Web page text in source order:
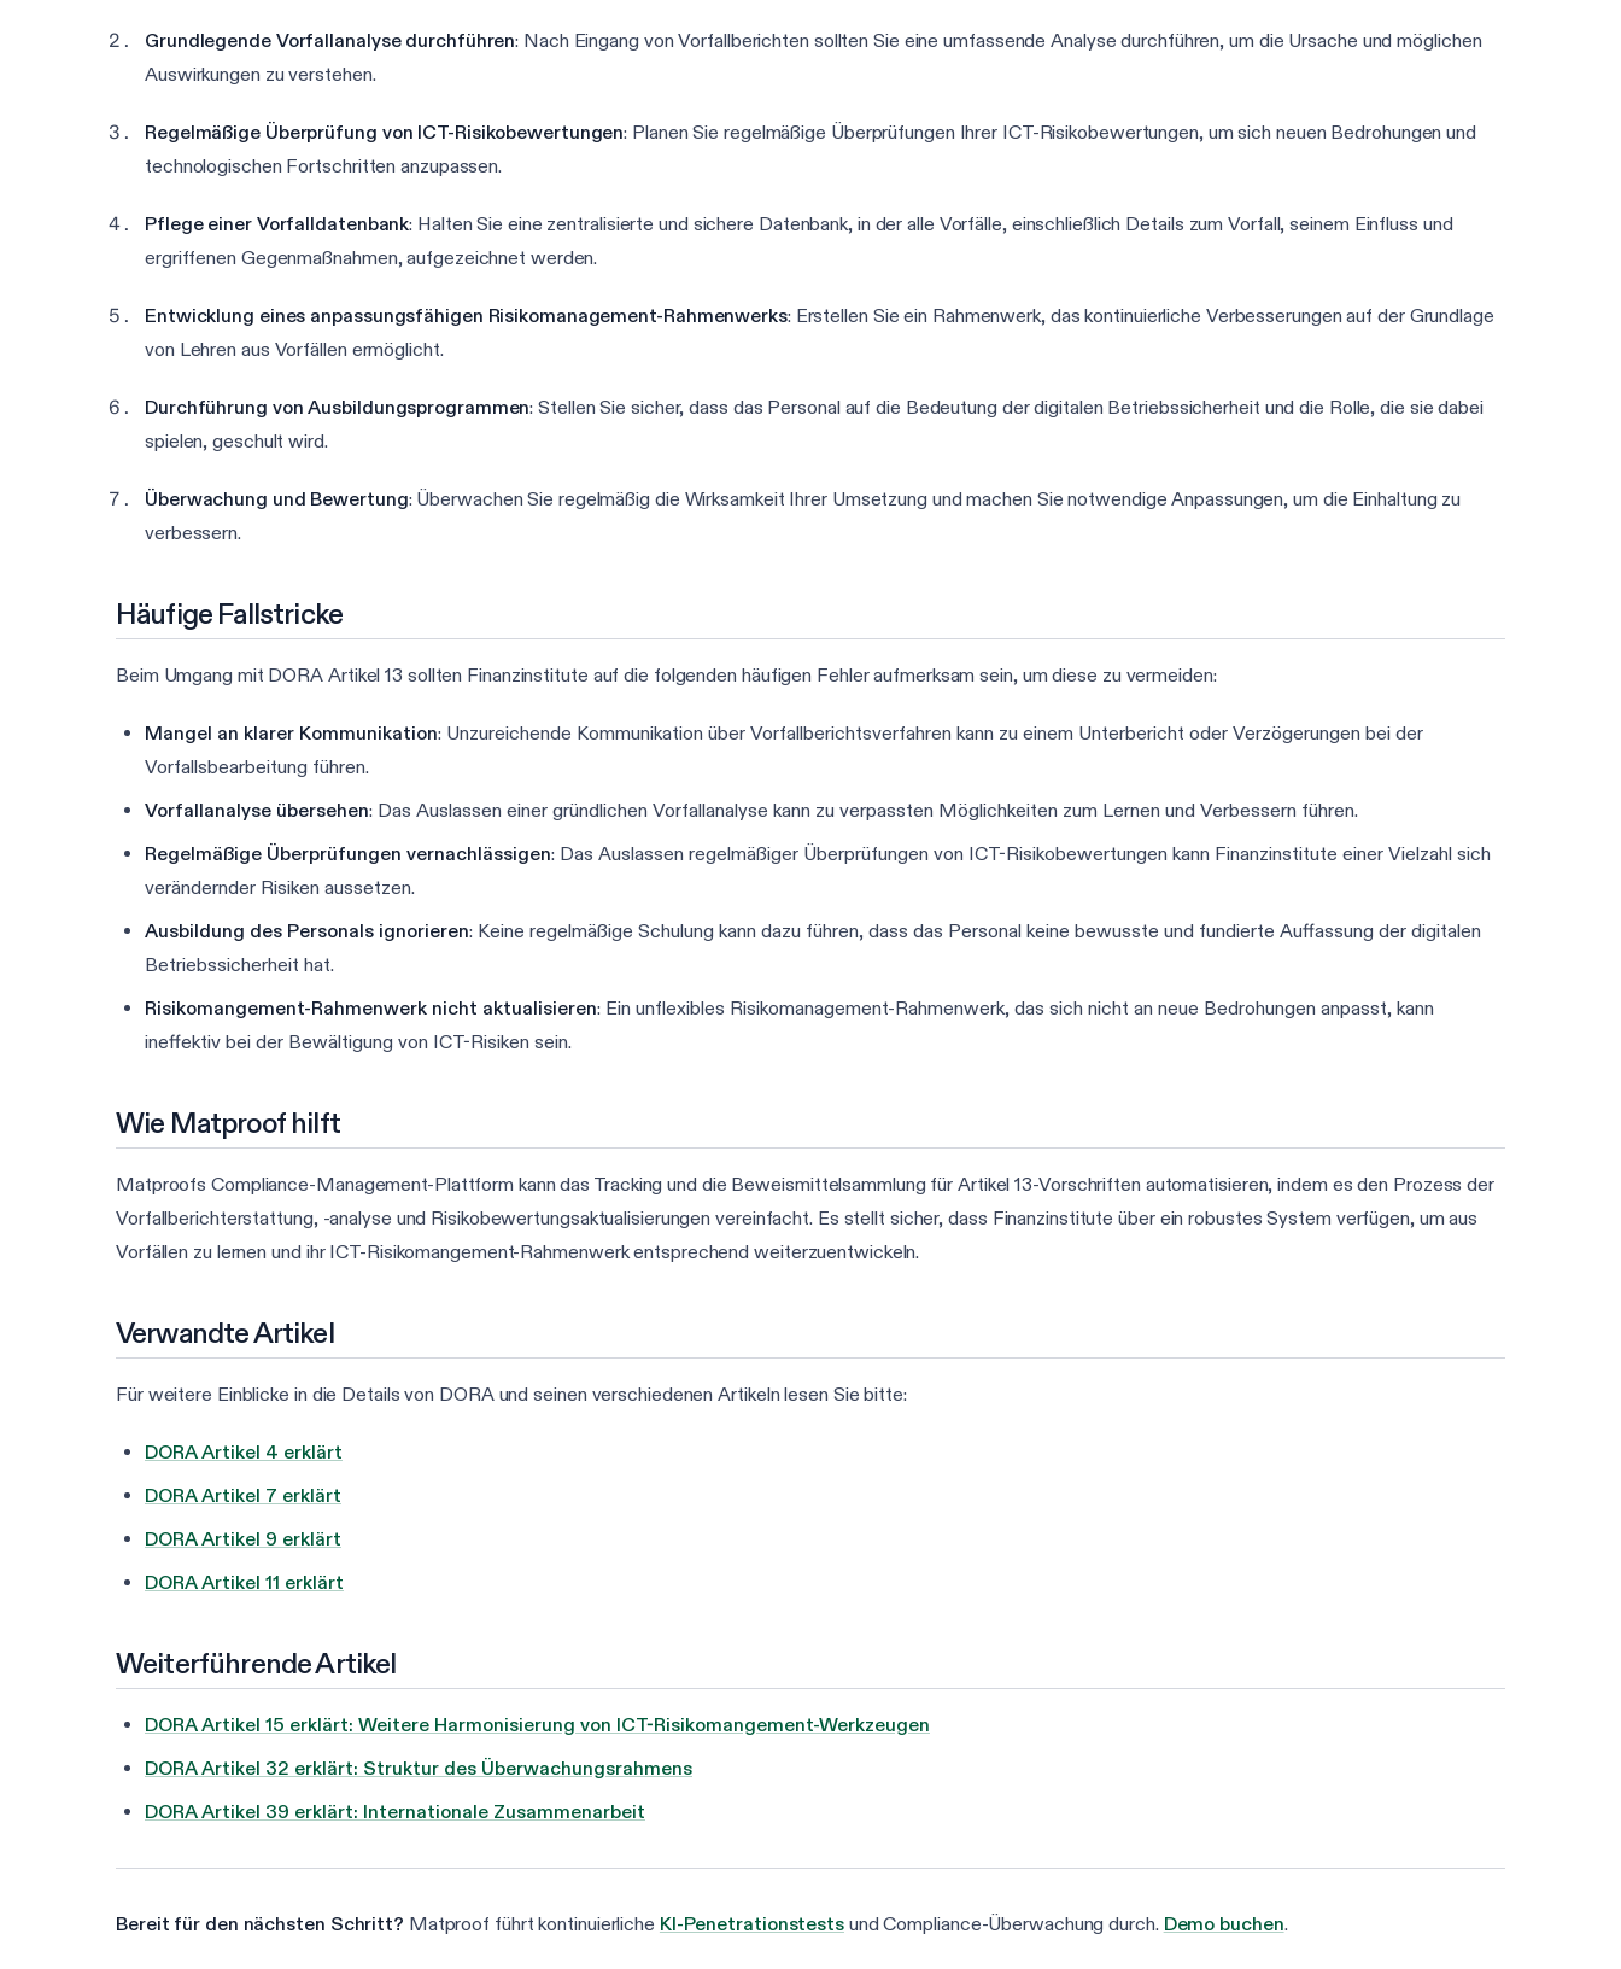
Grundlegende Vorfallanalyse durchführen: Nach Eingang von Vorfallberichten sollten Sie eine umfassende Analyse durchführen, um die Ursache und möglichen
Auswirkungen zu verstehen.
Regelmäßige Überprüfung von ICT-Risikobewertungen: Planen Sie regelmäßige Überprüfungen Ihrer ICT-Risikobewertungen, um sich neuen Bedrohungen und
technologischen Fortschritten anzupassen.
Pflege einer Vorfalldatenbank: Halten Sie eine zentralisierte und sichere Datenbank, in der alle Vorfälle, einschließlich Details zum Vorfall, seinem Einfluss und
ergriffenen Gegenmaßnahmen, aufgezeichnet werden.
Entwicklung eines anpassungsfähigen Risikomanagement-Rahmenwerks: Erstellen Sie ein Rahmenwerk, das kontinuierliche Verbesserungen auf der Grundlage
von Lehren aus Vorfällen ermöglicht.
Durchführung von Ausbildungsprogrammen: Stellen Sie sicher, dass das Personal auf die Bedeutung der digitalen Betriebssicherheit und die Rolle, die sie dabei
spielen, geschult wird.
Überwachung und Bewertung: Überwachen Sie regelmäßig die Wirksamkeit Ihrer Umsetzung und machen Sie notwendige Anpassungen, um die Einhaltung zu
verbessern.
Häufige Fallstricke
Beim Umgang mit DORA Artikel 13 sollten Finanzinstitute auf die folgenden häufigen Fehler aufmerksam sein, um diese zu vermeiden:
Mangel an klarer Kommunikation: Unzureichende Kommunikation über Vorfallberichtsverfahren kann zu einem Unterbericht oder Verzögerungen bei der
Vorfallsbearbeitung führen.
Vorfallanalyse übersehen: Das Auslassen einer gründlichen Vorfallanalyse kann zu verpassten Möglichkeiten zum Lernen und Verbessern führen.
Regelmäßige Überprüfungen vernachlässigen: Das Auslassen regelmäßiger Überprüfungen von ICT-Risikobewertungen kann Finanzinstitute einer Vielzahl sich
verändernder Risiken aussetzen.
Ausbildung des Personals ignorieren: Keine regelmäßige Schulung kann dazu führen, dass das Personal keine bewusste und fundierte Auffassung der digitalen
Betriebssicherheit hat.
Risikomangement-Rahmenwerk nicht aktualisieren: Ein unflexibles Risikomanagement-Rahmenwerk, das sich nicht an neue Bedrohungen anpasst, kann
ineffektiv bei der Bewältigung von ICT-Risiken sein.
Wie Matproof hilft
Matproofs Compliance-Management-Plattform kann das Tracking und die Beweismittelsammlung für Artikel 13-Vorschriften automatisieren, indem es den Prozess der
Vorfallberichterstattung, -analyse und Risikobewertungsaktualisierungen vereinfacht. Es stellt sicher, dass Finanzinstitute über ein robustes System verfügen, um aus
Vorfällen zu lernen und ihr ICT-Risikomangement-Rahmenwerk entsprechend weiterzuentwickeln.
Verwandte Artikel
Für weitere Einblicke in die Details von DORA und seinen verschiedenen Artikeln lesen Sie bitte:
DORA Artikel 4 erklärt
DORA Artikel 7 erklärt
DORA Artikel 9 erklärt
DORA Artikel 11 erklärt
Weiterführende Artikel
DORA Artikel 15 erklärt: Weitere Harmonisierung von ICT-Risikomangement-Werkzeugen
DORA Artikel 32 erklärt: Struktur des Überwachungsrahmens
DORA Artikel 39 erklärt: Internationale Zusammenarbeit
Bereit für den nächsten Schritt? Matproof führt kontinuierliche KI-Penetrationstestsund Compliance-Überwachung durch. Demo buchen.